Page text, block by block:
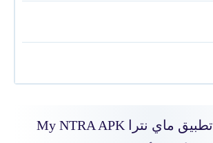
تحميل تطبيق ماي نترا My NTRA APK